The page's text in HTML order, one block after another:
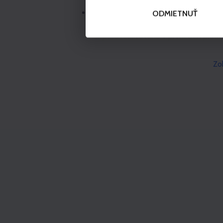
ODMIETNUŤ
Za storno skipasů se účtuje
(den před začátkem platnosti
skipasu realizováno v první den